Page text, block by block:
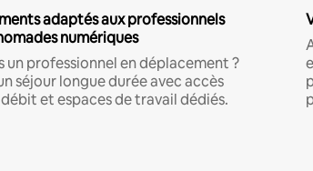
adaptés aux professionnels
numériques
un professionnel en déplacement ?
séjour longue durée avec accès
et espaces de travail dédiés.